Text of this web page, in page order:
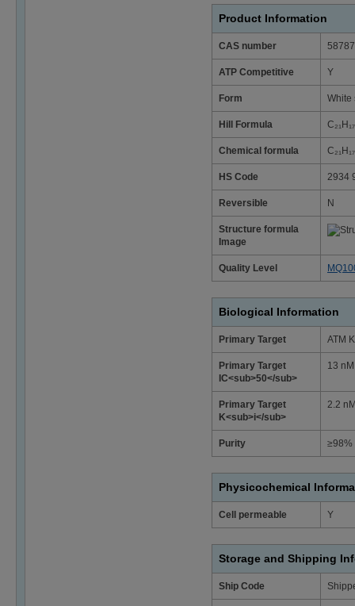
Product Information
CAS number
ATP Competitive Y
Form White
Hill Formula
Chemical formula
HS Code 2934
Reversible N
Structure formula
Image
Quality Level
Biological Information
Primary Target ATM
Primary Target
IC<sub>50</sub>
13 nM
Primary Target
K<sub>i</sub>
2.2
Purity ≥98%
Physicochemical
Cell permeable Y
Storage and Shipping
Ship Code